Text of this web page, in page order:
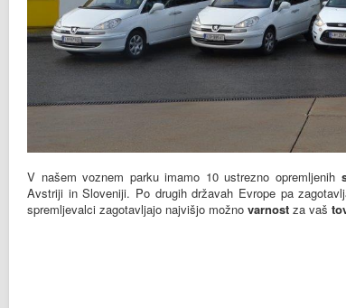
V našem voznem parku imamo 10 ustrezno opremljenih
Avstriji in Sloveniji. Po drugih državah Evrope pa
spremljevalci zagotavljajo najvišjo možno varnost za vaš